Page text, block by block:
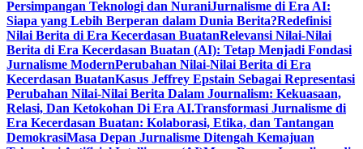
Persimpangan Teknologi dan NuraniJurnalisme di Era AI:
Siapa yang Lebih Berperan dalam Dunia Berita?Redefinisi
Nilai Berita di Era Kecerdasan BuatanRelevansi Nilai-Nilai
Berita di Era Kecerdasan Buatan (AI): Tetap Menjadi Fondasi
Jurnalisme ModernPerubahan Nilai-Nilai Berita di Era
Kecerdasan BuatanKasus Jeffrey Epstain Sebagai Representasi
Perubahan Nilai-Nilai Berita Dalam Journalism: Kekuasaan,
Relasi, Dan Ketokohan Di Era AI.Transformasi Jurnalisme di
Era Kecerdasan Buatan: Kolaborasi, Etika, dan Tantangan
DemokrasiMasa Depan Jurnalisme Ditengah Kemajuan